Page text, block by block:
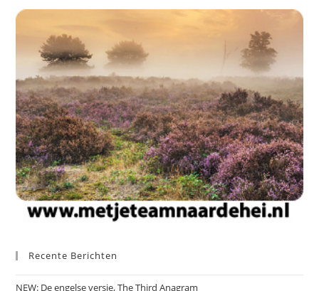
Recente Berichten
NEW: De engelse versie, The Third Anagram